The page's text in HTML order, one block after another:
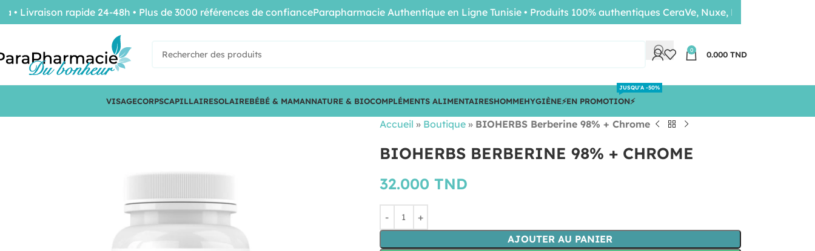
0 0.000 TND
VISAGECORPSCAPILLAIRESOLAIREBÉBÉ & MAMANNATURE & BIOCOMPLÉMENTS ALIMENTAIRESHOMMEHYGIÈNE⚡️EN PROMOTION⚡️
JUSQU'A -50%
Accueil » Boutique» BIOHERBS Berberine 98% + Chrome
BIOHERBS BERBERINE 98% + CHROME
32.000 TND
AJOUTER AU PANIER
rapide 24-48h • Plus de 3000 références de confianceParapharmacie Authentique en Ligne Tunisie • Produits 100% authentiques CeraVe, Nuxe, Bioderma • Livraison